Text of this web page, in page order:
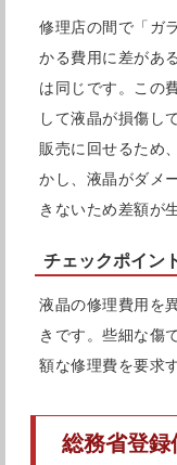
住所
階
電話番号
定休日
修理店の間で「ガ
かる費用に差があ
は同じです。この
して液晶が損傷し
販売に回せるため
かし、液晶がダメ
きないため差額が
チェックポイン
液晶の修理費用を
きです。些細な傷
額な修理費を要求
総務省登録